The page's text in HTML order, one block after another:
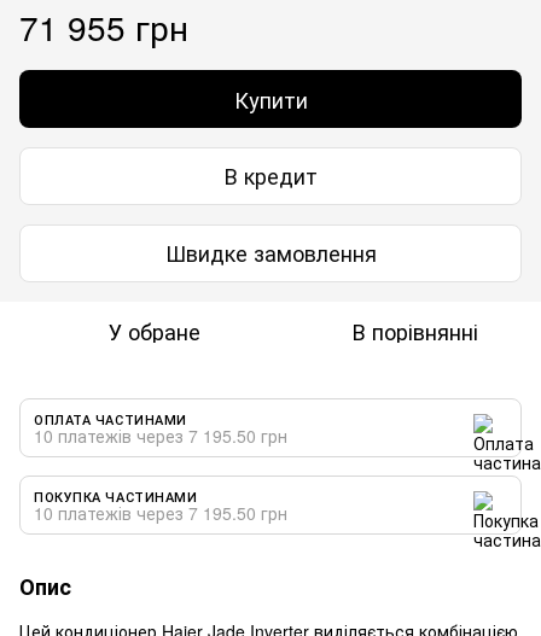
71 955 грн
Купити
В кредит
Швидке замовлення
У обране В порівнянні
ОПЛАТА ЧАСТИНАМИ
10 платежів через 7 195.50 грн
ПОКУПКА ЧАСТИНАМИ
10 платежів через 7 195.50 грн
Опис
Цей кондиціонер Haier Jade Inverter виділяється комбінацією